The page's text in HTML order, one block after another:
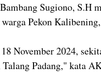
Sugiono, S.H
Pekon
November 2024,
Padang," kata